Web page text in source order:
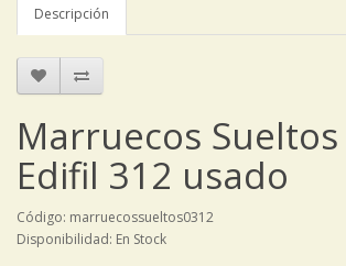
Descripción
Marruecos
Edifil 312 usado
Código: marruecossueltos0312
Disponibilidad: En Stock